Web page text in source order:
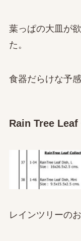
葉っぱの大皿が
た。
食器だらけな予
Rain Tree
レインツリーの